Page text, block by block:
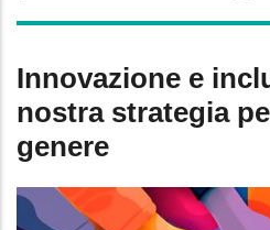
Innovazione e
nostra strategia
genere